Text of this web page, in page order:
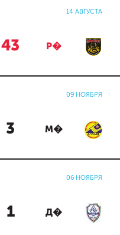
14 АВГУСТА
43 Р�
09 НОЯБРЯ
3 М�
06 НОЯБРЯ
1 Д�